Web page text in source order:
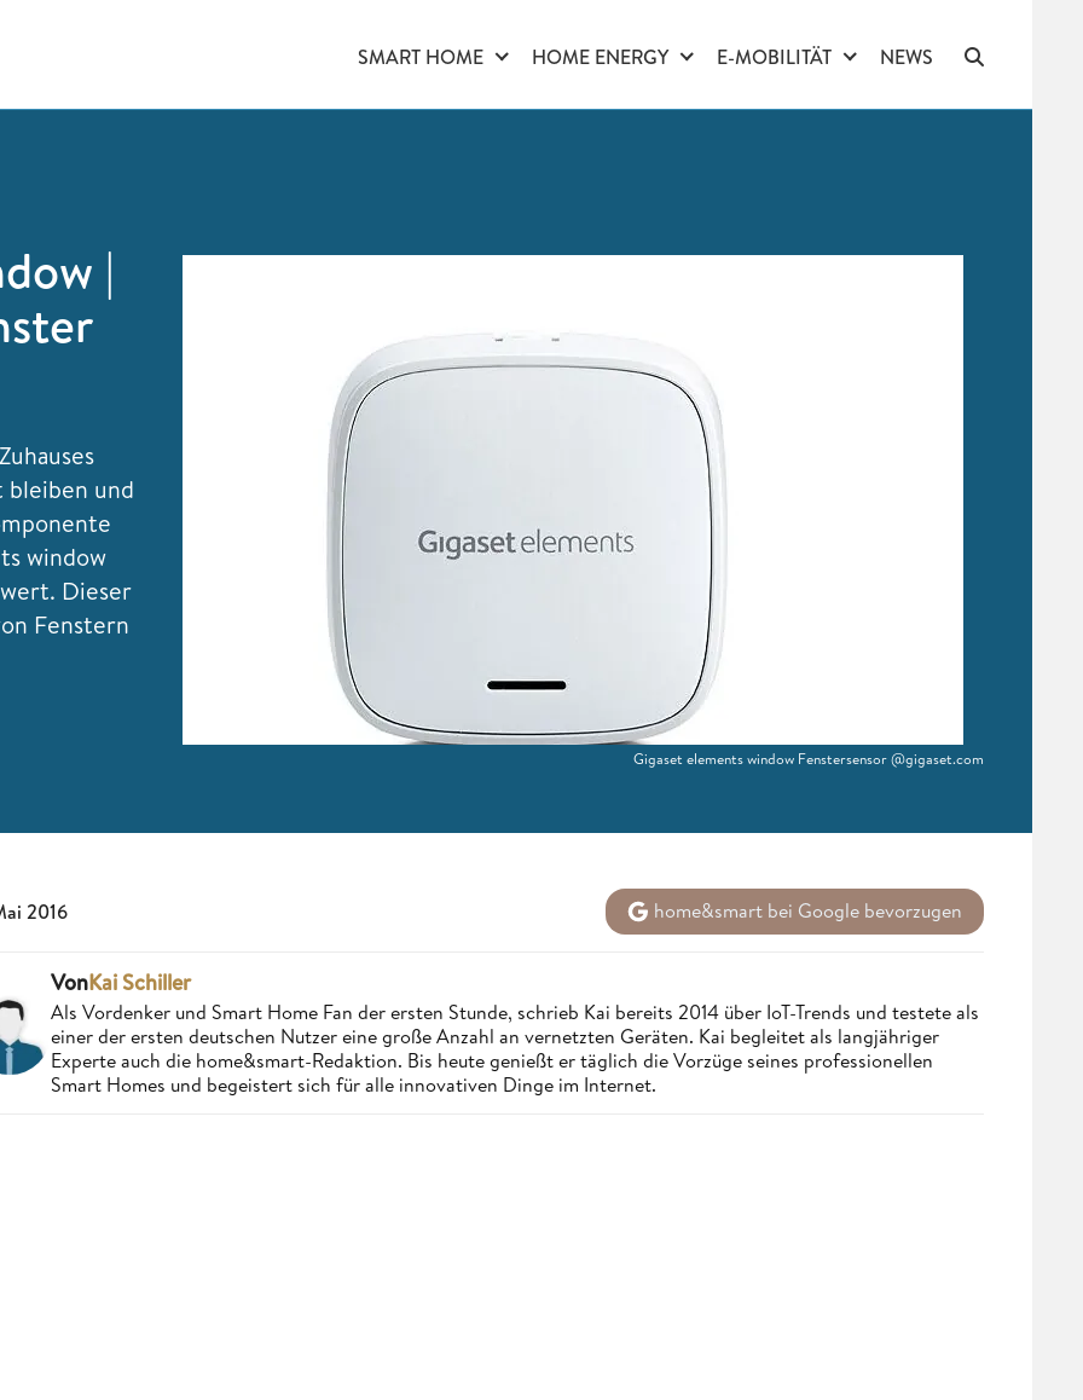
SMART HOME HOME ENERGY E-MOBILITÄT NEWS
|
und
window
Dieser
Fenstern
Gigaset elements window Fenstersensor @gigaset.com
2016 home&smart bei Google bevorzugen
VonKai Schiller
Als Vordenker und Smart Home Fan der ersten Stunde, schrieb Kai bereits 2014 über IoT-Trends und testete als
einer der ersten deutschen Nutzer eine große Anzahl an vernetzten Geräten. Kai begleitet als langjähriger
Experte auch die home&smart-Redaktion. Bis heute genießt er täglich die Vorzüge seines professionellen
Smart Homes und begeistert sich für alle innovativen Dinge im Internet.